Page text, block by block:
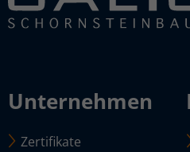
Unternehmen
Zertifikate